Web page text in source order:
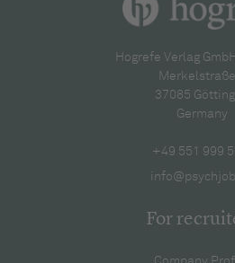
Hogrefe Verlag
37085
Germany
+49 551 999
For